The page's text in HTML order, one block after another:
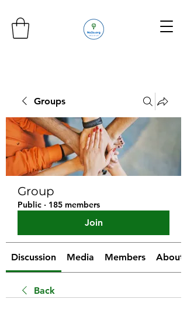
Groups
Group
Public · 185 members
Join
Discussion Media Members About
Back